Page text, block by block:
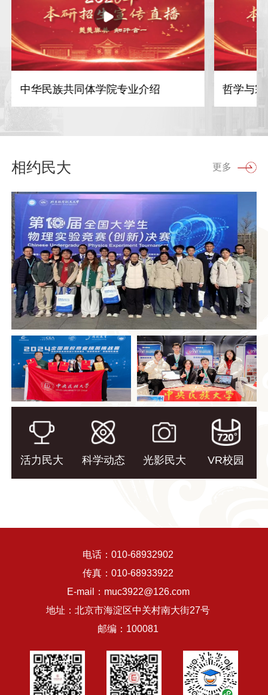
中华民族共同体学院专业介绍 哲学与
相约民大 更多
活力民大 科学动态 光影民大 VR校园
电话：010-68932902
传真：010-68933922
E-mail：muc3922@126.com
地址：北京市海淀区中关村南大街27号
邮编：100081